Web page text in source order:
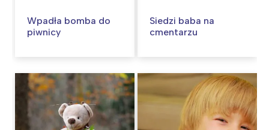
Wpadła bomba do
piwnicy
Siedzi baba na
cmentarzu